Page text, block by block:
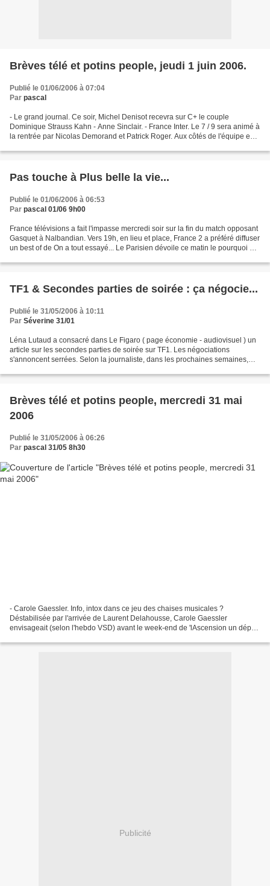
Brèves télé et potins people, jeudi 1 juin 2006.
Publié le 01/06/2006 à 07:04
Par pascal
- Le grand journal. Ce soir, Michel Denisot recevra sur C+ le couple
Dominique Strauss Kahn - Anne Sinclair. - France Inter. Le 7 / 9 sera animé à
la rentrée par Nicolas Demorand et Patrick Roger. Aux côtés de l'équipe en
Pas touche à Plus belle la vie...
Publié le 01/06/2006 à 06:53
Par pascal 01/06 9h00
France télévisions a fait l'impasse mercredi soir sur la fin du match opposant
Gasquet à Nalbandian. Vers 19h, en lieu et place, France 2 a préféré diffuser
un best of de On a tout essayé... Le Parisien dévoile ce matin le pourquoi de
TF1 & Secondes parties de soirée : ça négocie...
Publié le 31/05/2006 à 10:11
Par Séverine 31/01
Léna Lutaud a consacré dans Le Figaro ( page économie - audiovisuel ) un
article sur les secondes parties de soirée sur TF1. Les négociations
s'annoncent serrées. Selon la journaliste, dans les prochaines semaines,
Brèves télé et potins people, mercredi 31 mai
2006
Publié le 31/05/2006 à 06:26
Par pascal 31/05 8h30
- Carole Gaessler. Info, intox dans ce jeu des chaises musicales ?
Déstabilisée par l'arrivée de Laurent Delahousse, Carole Gaessler
envisageait (selon l'hebdo VSD) avant le week-end de 'lAscension un départ
Publicité